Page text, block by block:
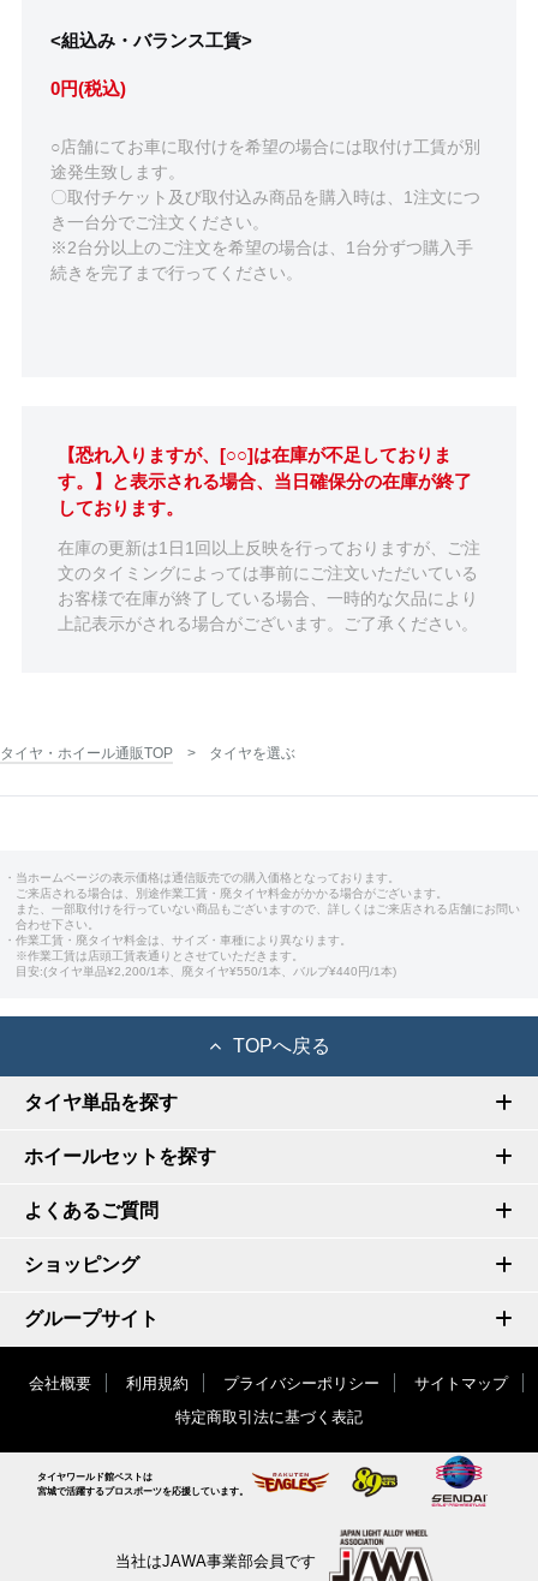
<組込み・バランス工賃>
0円(税込)
○店舗にてお車に取付けを希望の場合には取付け工賃が別
途発生致します。
〇取付チケット及び取付込み商品を購入時は、1注文につ
き一台分でご注文ください。
※2台分以上のご注文を希望の場合は、1台分ずつ購入手
続きを完了まで行ってください。
【恐れ入りますが、[○○]は在庫が不足しておりま
す。】と表示される場合、当日確保分の在庫が終了
しております。
在庫の更新は1日1回以上反映を行っておりますが、ご注
文のタイミングによっては事前にご注文いただいている
お客様で在庫が終了している場合、一時的な欠品により
上記表示がされる場合がございます。ご了承ください。
タイヤ・ホイール通販TOP タイヤを選ぶ
・当ホームページの表示価格は通信販売での購入価格となっております。
ご来店される場合は、別途作業工賃・廃タイヤ料金がかかる場合がございます。
また、一部取付けを行っていない商品もございますので、詳しくはご来店される店舗にお問い
合わせ下さい。
・作業工賃・廃タイヤ料金は、サイズ・車種により異なります。
※作業工賃は店頭工賃表通りとさせていただきます。
目安:(タイヤ単品¥2,200/1本、廃タイヤ¥550/1本、バルブ¥440円/1本)
TOPへ戻る
タイヤ単品を探す
ホイールセットを探す
よくあるご質問
ショッピング
グループサイト
会社概要 利用規約 プライバシーポリシー
サイトマップ
特定商取引法に基づく表記
タイヤワールド館ベストは
宮城で活躍するプロスポーツを応援しています。
当社はJAWA事業部会員です